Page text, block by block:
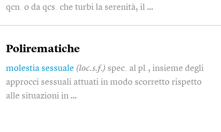
qcn. o da qcs. che turbi la serenità, il …
Polirematiche
molestia sessuale (loc.s.f.) spec. al pl., insieme degli
approcci sessuali attuati in modo scorretto rispetto
alle situazioni in …